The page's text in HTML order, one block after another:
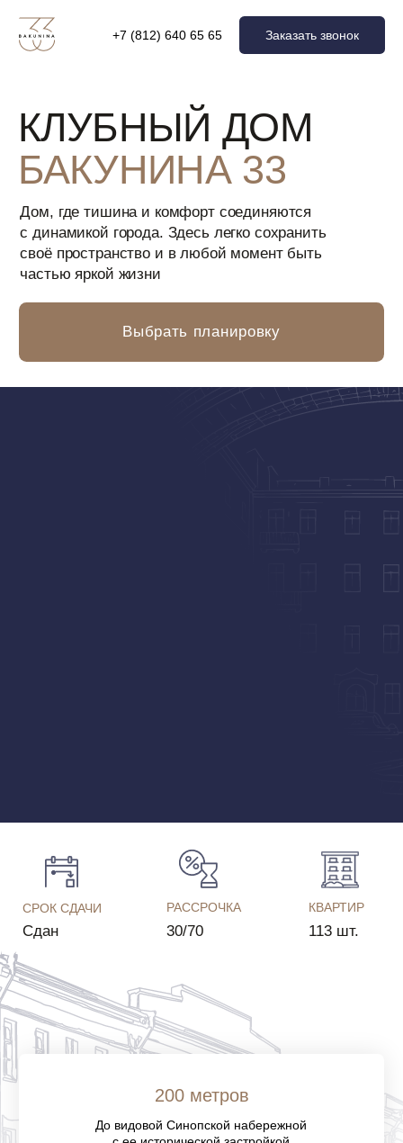
+7 (812) 640 65 65
БАКУНИНА 33
Дом, где тишина и комфорт соединяются
с динамикой города. Здесь легко сохранить
своё пространство и в любой момент быть
Выбрать планировку
Пешком до площади Александра Невского
113 квартир
Среди планировочных решений — квартиры
с террасами и эркерами
В подземном паркинге предусмотрены
машиноместа для электромобилей